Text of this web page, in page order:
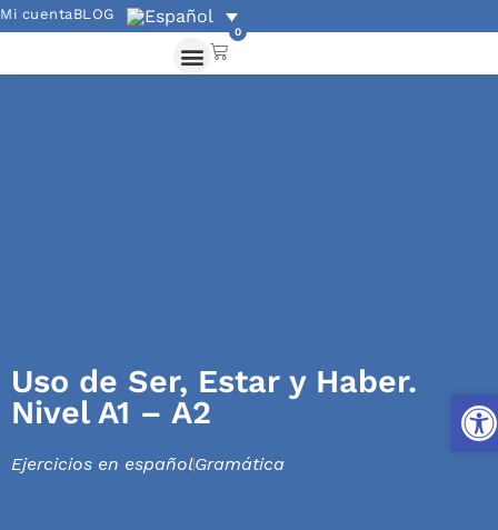
Mi cuentaBLOG
0
Uso de Ser, Estar y Haber.
Nivel A1 – A2
Ejercicios en españolGramática